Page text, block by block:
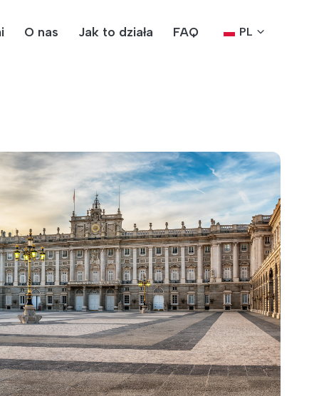
O nas Jak to działa FAQ PL